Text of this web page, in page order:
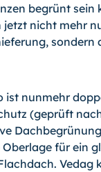
begrünt sein
nicht mehr
sondern
ist nunmehr
(geprüft
für ein
Vedag